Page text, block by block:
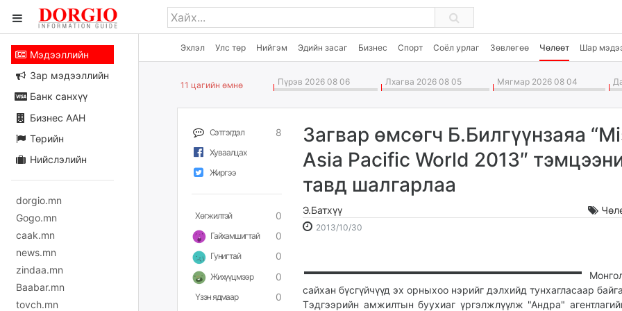
Эхлэл Улс төр Нийгэм Эдийн засаг Бизнес Спорт Соёл урлаг Зөвлөгөө Чөлөөт Шар
Мэдээллийн
Зар мэдээллийн
Банк санхүү
Бизнес ААН
Төрийн
Нийслэлийн
dorgio.mn
Gogo.mn
caak.mn
news.mn
zindaa.mn
Baabar.mn
tovch.mn
11 цагийн өмнө Пүрэв 2026 08 06 Лхагва 2026 08 05 Мягмар 2026 08 04
Сэтгэгдэл 8
Хуваалцах
Жиргээ
Хөгжилтэй 0
Гайхамшигтай 0
Гунигтай 0
Жихүүцмээр 0
Үзэн ядмаар 0
Загвар өмсөгч Б.Билгүүнзаяа
Asia Pacific World 2013″
тавд шалгарлаа
Э.Батхүү
2013/10/30
17:11:14
04:16:40
сайхан бүсгүйчүүд эх орныхоо нэрийг дэлхийд тунхагласаар
Тэдгээрийн амжилтын буухиаг үргэлжлүүлж "Андра"